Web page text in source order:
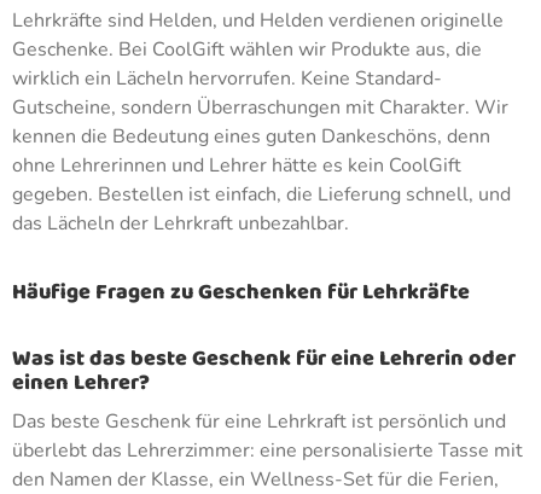
Lehrkräfte sind Helden, und Helden verdienen originelle
Geschenke. Bei CoolGift wählen wir Produkte aus, die
wirklich ein Lächeln hervorrufen. Keine Standard-
Gutscheine, sondern Überraschungen mit Charakter. Wir
kennen die Bedeutung eines guten Dankeschöns, denn
ohne Lehrerinnen und Lehrer hätte es kein CoolGift
gegeben. Bestellen ist einfach, die Lieferung schnell, und
das Lächeln der Lehrkraft unbezahlbar.
Häufige Fragen zu Geschenken für Lehrkräfte
Was ist das beste Geschenk für eine Lehrerin oder
einen Lehrer?
Das beste Geschenk für eine Lehrkraft ist persönlich und
überlebt das Lehrerzimmer: eine personalisierte Tasse mit
den Namen der Klasse, ein Wellness-Set für die Ferien,